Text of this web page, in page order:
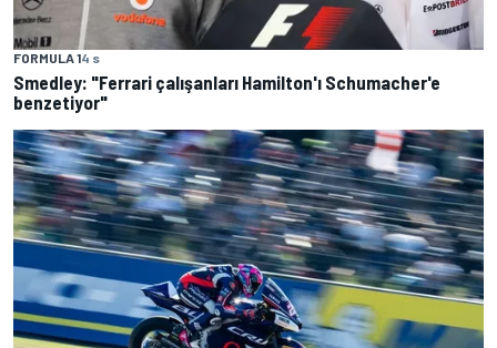
FORMULA 14 s
Smedley: "Ferrari çalışanları Hamilton'ı Schumacher'e
benzetiyor"